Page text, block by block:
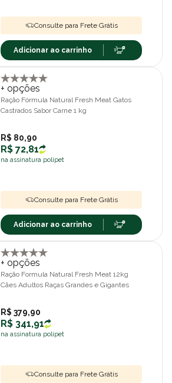
Consulte para Frete Grátis
Adicionar ao carrinho
+ opções
Ração Fórmula Natural Fresh Meat Gatos
Castrados Sabor Carne 1 kg
R$ 80,90
R$ 72,81
na assinatura polipet
Consulte para Frete Grátis
Adicionar ao carrinho
+ opções
Ração Formula Natural Fresh Meat 12kg
Cães Adultos Raças Grandes e Gigantes
R$ 379,90
R$ 341,91
na assinatura polipet
Consulte para Frete Grátis